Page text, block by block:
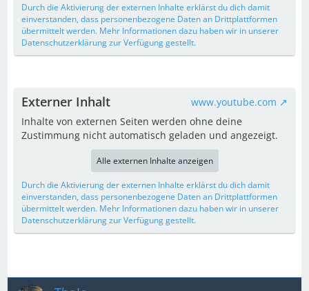
Durch die Aktivierung der externen Inhalte erklärst du dich damit
einverstanden, dass personenbezogene Daten an Drittplattformen
übermittelt werden. Mehr Informationen dazu haben wir in unserer
Datenschutzerklärung zur Verfügung gestellt.
Externer Inhalt
www.youtube.com
Inhalte von externen Seiten werden ohne deine
Zustimmung nicht automatisch geladen und angezeigt.
Alle externen Inhalte anzeigen
Durch die Aktivierung der externen Inhalte erklärst du dich damit
einverstanden, dass personenbezogene Daten an Drittplattformen
übermittelt werden. Mehr Informationen dazu haben wir in unserer
Datenschutzerklärung zur Verfügung gestellt.